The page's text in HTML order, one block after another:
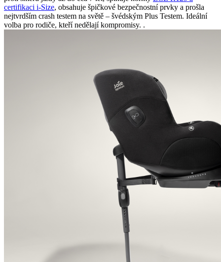
certifikaci i-Size, obsahuje špičkové bezpečnostní prvky a prošla
nejtvrdším crash testem na světě – švédským Plus Testem. Ideální
volba pro rodiče, kteří nedělají kompromisy. .